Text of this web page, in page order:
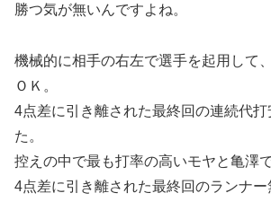
勝つ気が無いんですよね。
機械的に相手の右左で選手を起用して
ＯＫ。
4点差に引き離された最終回の連続代
た。
控えの中で最も打率の高いモヤと亀澤
4点差に引き離された最終回のランナー